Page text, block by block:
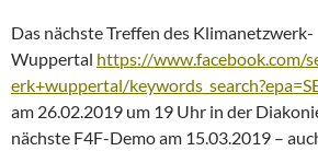
Das nächste Treffen des Klimanetzwerk-
Wuppertal https://www.facebook.com/
erk+wuppertal/
am 26.02.2019 um 19 Uhr in der
nächste F4F-Demo am 15.03.2019 –